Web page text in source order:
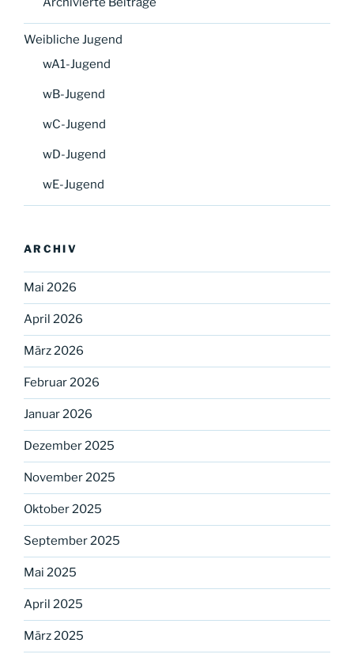
Weibliche Jugend
wA1-Jugend
wB-Jugend
wC-Jugend
wD-Jugend
wE-Jugend
ARCHIV
Mai 2026
April 2026
März 2026
Februar 2026
Januar 2026
Dezember 2025
November 2025
Oktober 2025
September 2025
Mai 2025
April 2025
März 2025